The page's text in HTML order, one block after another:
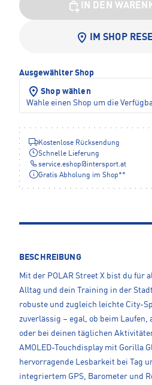
IN DEN
IM SHOP
Ausgewählter Shop
Shop wählen
Wähle einen Shop um die
Kostenlose Rücksendung
Schnelle Lieferung
service.eshop@intersport.at
Gratis Abholung im Shop**
BESCHREIBUNG
Mit der POLAR Street X bist du für
Alltag und dein Training in der
robuste und zugleich leichte City-
zuverlässig – egal, ob beim Laufen,
oder bei deinen täglichen
AMOLED-Touchdisplay mit Gorilla
hervorragende Lesbarkeit bei Tag
integriertem GPS, Barometer und